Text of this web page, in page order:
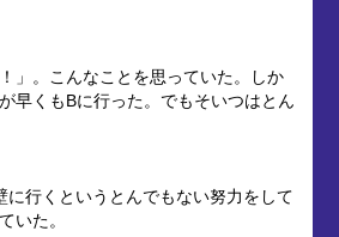
」。こんなことを思っていた。しか
早くもBに行った。でもそいつはとん
行くというとんでもない努力をして
いた。